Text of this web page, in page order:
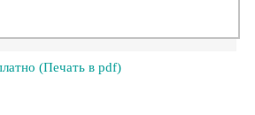
(Печать в pdf)